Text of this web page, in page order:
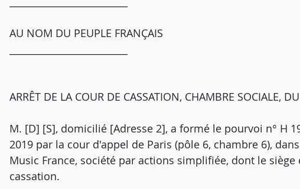
AU NOM DU PEUPLE FRANÇAIS
ARRÊT DE LA COUR DE CASSATION, CHAMBRE SOCIALE,
M. [D] [S], domicilié [Adresse 2], a formé le pourvoi n° H
2019 par la cour d'appel de Paris (pôle 6, chambre 6),
Music France, société par actions simplifiée, dont le siège
cassation.